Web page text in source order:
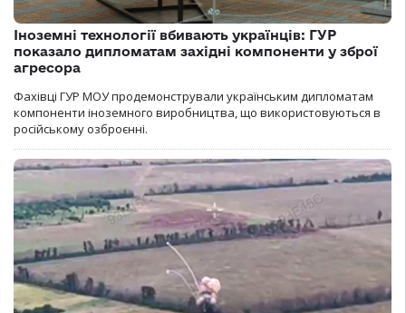
Іноземні технології вбивають українців: ГУР
показало дипломатам західні компоненти у зброї
агресора
Фахівці ГУР МОУ продемонстрували українським дипломатам
компоненти іноземного виробництва, що використовуються в
російському озброєнні.